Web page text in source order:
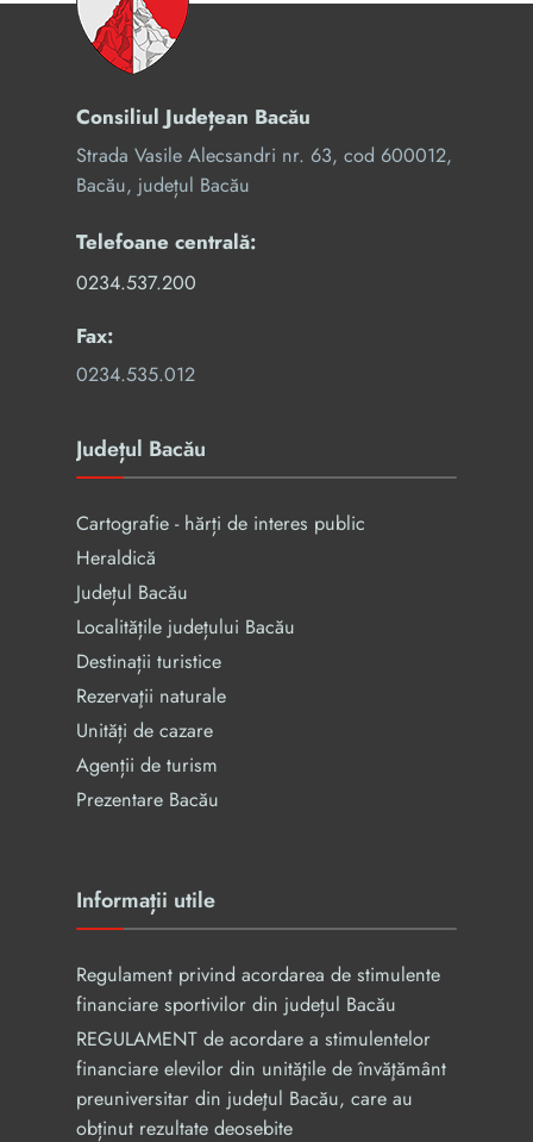
Consiliul Județean Bacău
Strada Vasile Alecsandri nr. 63, cod 600012,
Bacău, județul Bacău
Telefoane centrală:
0234.537.200
Fax:
0234.535.012
Județul Bacău
Cartografie - hărți de interes public
Heraldică
Județul Bacău
Localitățile județului Bacău
Destinații turistice
Rezervaţii naturale
Unități de cazare
Agenții de turism
Prezentare Bacău
Informații utile
Regulament privind acordarea de stimulente
financiare sportivilor din județul Bacău
REGULAMENT de acordare a stimulentelor
financiare elevilor din unităţile de învăţământ
preuniversitar din judeţul Bacău, care au
obținut rezultate deosebite